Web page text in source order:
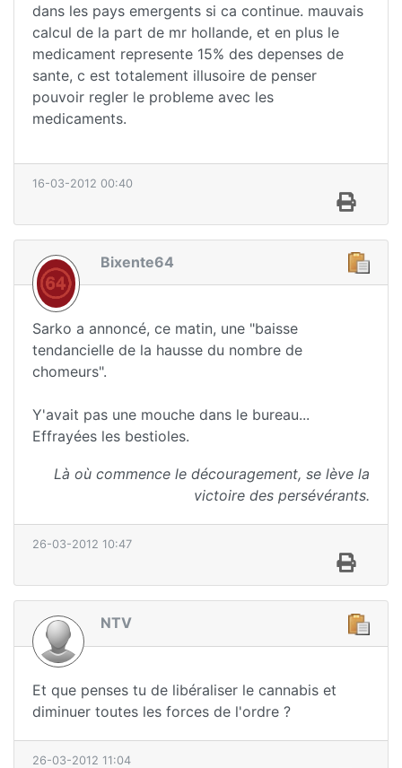
dans les pays emergents si ca continue. mauvais
calcul de la part de mr hollande, et en plus le
medicament represente 15% des depenses de
sante, c est totalement illusoire de penser
pouvoir regler le probleme avec les
medicaments.
16-03-2012 00:40
Bixente64
Sarko a annoncé, ce matin, une "baisse
tendancielle de la hausse du nombre de
chomeurs".
Y'avait pas une mouche dans le bureau...
Effrayées les bestioles.
Là où commence le découragement, se lève la
victoire des persévérants.
26-03-2012 10:47
NTV
Et que penses tu de libéraliser le cannabis et
diminuer toutes les forces de l'ordre ?
26-03-2012 11:04